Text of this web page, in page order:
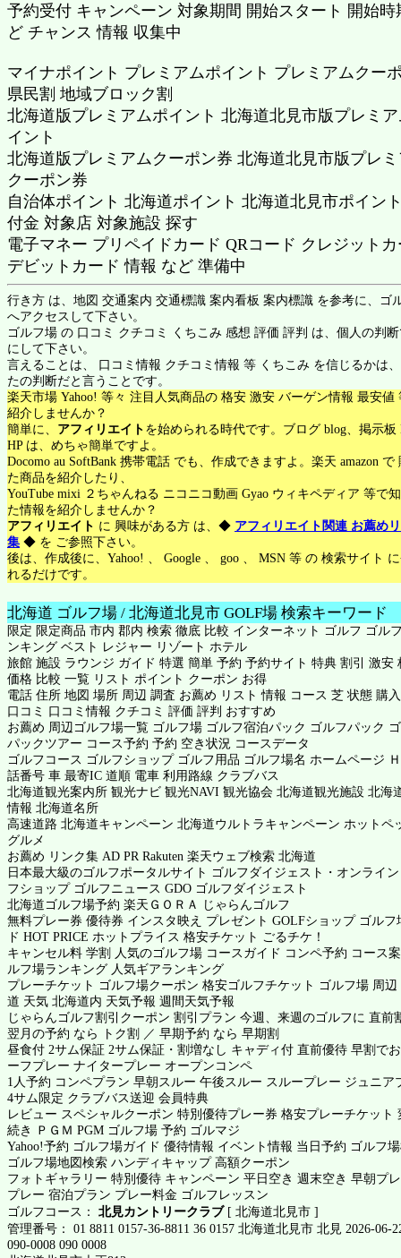
予約受付 キャンペーン 対象期間 開始スタート 開始時
ど チャンス 情報 収集中
マイナポイント プレミアムポイント プレミアムクー
県民割 地域ブロック割
北海道版プレミアムポイント 北海道北見市版プレミ
イント
北海道版プレミアムクーポン券 北海道北見市版プレ
クーポン券
自治体ポイント 北海道ポイント 北海道北見市ポイン
付金 対象店 対象施設 探す
電子マネー プリペイドカード QRコード クレジット
デビットカード 情報 など 準備中
行き方 は、地図 交通案内 交通標識 案内看板 案内標識 を参考に、ゴ
へアクセスして下さい。
ゴルフ場 の 口コミ クチコミ くちこみ 感想 評価 評判 は、個人の判
にして下さい。
言えることは、 口コミ情報 クチコミ情報 等 くちこみ を信じるかは
たの判断だと言うことです。
楽天市場 Yahoo! 等々 注目人気商品の 格安 激安 バーゲン情報 最安値
紹介しませんか？
簡単に、 アフィリエイト を始められる時代です。ブログ blog、掲示板
HP は、めちゃ簡単ですよ。
Docomo au SoftBank 携帯電話 でも、作成できますよ。楽天 amazon で
た商品を紹介したり、
YouTube mixi ２ちゃんねる ニコニコ動画 Gyao ウィキペディア 等で
た情報を紹介しませんか？
アフィリエイト に 興味がある方 は、◆ アフィリエイト関連 お薦め
集 ◆ を ご参照下さい。
後は、作成後に、Yahoo! 、 Google 、 goo 、 MSN 等 の 検索サイト
れるだけです。
北海道 ゴルフ場 / 北海道北見市 GOLF場 検索キーワード
限定 限定商品 市内 郡内 検索 徹底 比較 インターネット ゴルフ ゴル
ンキング ベスト レジャー リゾート ホテル
旅館 施設 ラウンジ ガイド 特選 簡単 予約 予約サイト 特典 割引 激安
価格 比較 一覧 リスト ポイント クーポン お得
電話 住所 地図 場所 周辺 調査 お薦め リスト 情報 コース 芝 状態 購
口コミ 口コミ情報 クチコミ 評価 評判 おすすめ
お薦め 周辺ゴルフ場一覧 ゴルフ場 ゴルフ宿泊パック ゴルフパック
パックツアー コース予約 予約 空き状況 コースデータ
ゴルフコース ゴルフショップ ゴルフ用品 ゴルフ場名 ホームページ
話番号 車 最寄IC 道順 電車 利用路線 クラブバス
北海道観光案内所 観光ナビ 観光NAVI 観光協会 北海道観光施設 北海
情報 北海道名所
高速道路 北海道キャンペーン 北海道ウルトラキャンペーン ホットペ
グルメ
お薦め リンク集 AD PR Rakuten 楽天ウェブ検索 北海道
日本最大級のゴルフポータルサイト ゴルフダイジェスト・オンライ
フショップ ゴルフニュース GDO ゴルフダイジェスト
北海道ゴルフ場予約 楽天ＧＯＲＡ
じゃらんゴルフ
無料プレー券 優待券 インスタ映え プレゼント GOLFショップ ゴルフ
ド HOT PRICE ホットプライス 格安チケット ごるチケ！
キャンセル料 学割 人気のゴルフ場 コースガイド コンペ予約 コース
ルフ場ランキング 人気ギアランキング
プレーチケット ゴルフ場クーポン 格安ゴルフチケット ゴルフ場 周辺
道 天気 北海道内 天気予報 週間天気予報
じゃらんゴルフ割引クーポン 割引プラン 今週、来週のゴルフに 直前
翌月の予約 なら トク割 ／ 早期予約 なら 早期割
昼食付 2サム保証 2サム保証・割増なし キャディ付 直前優待 早割で
ーフプレー ナイタープレー オープンコンペ
1人予約 コンペプラン 早朝スルー 午後スルー スループレー ジュニア
4サム限定 クラブバス送迎 会員特典
レビュー スペシャルクーポン 特別優待プレー券 格安プレーチケット
続き ＰＧＭ PGM ゴルフ場 予約 ゴルマジ
Yahoo!予約 ゴルフ場ガイド 優待情報 イベント情報 当日予約 ゴルフ
ゴルフ場地図検索 ハンディキャップ 高額クーポン
フォトギャラリー 特別優待 キャンペーン 平日空き 週末空き 早朝プ
プレー 宿泊プラン プレー料金 ゴルフレッスン
ゴルフコース： 北見カントリークラブ[ 北海道北見市 ]
管理番号： 01 8811 0157-36-8811 36 0157 北海道北見市 北見 2026-06-
090-0008 090 0008